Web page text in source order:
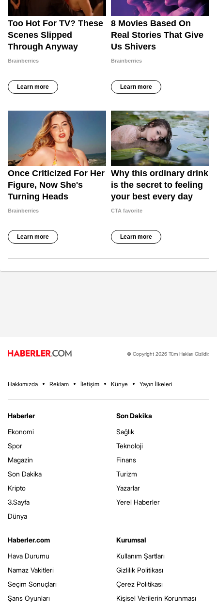
© Copyright 2026 Tüm Hakları Gizlidir.
Hakkımızda Reklam İletişim Künye Yayın İlkeleri
Haberler
Ekonomi
Spor
Magazin
Son Dakika
Kripto
3.Sayfa
Dünya
Son Dakika
Sağlık
Teknoloji
Finans
Turizm
Yazarlar
Yerel Haberler
Haberler.com
Hava Durumu
Namaz Vakitleri
Seçim Sonuçları
Şans Oyunları
Kurumsal
Kullanım Şartları
Gizlilik Politikası
Çerez Politikası
Kişisel Verilerin Korunması